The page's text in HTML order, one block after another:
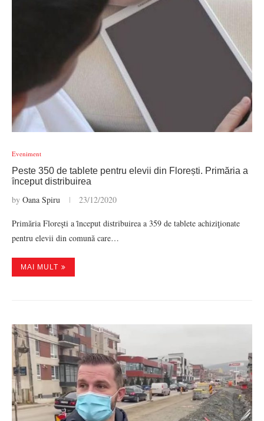
Eveniment
Peste 350 de tablete pentru elevii din Florești. Primăria a
ȋnceput distribuirea
by Oana Spiru 23/12/2020
Primăria Floreşti a ȋnceput distribuirea a 359 de tablete achiziţionate
pentru elevii din comună care…
MAI MULT